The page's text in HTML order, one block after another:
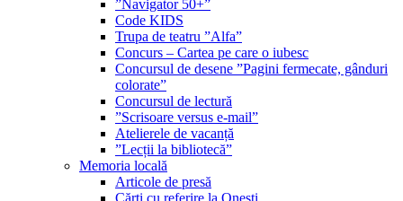
”Navigator 50+”
Code KIDS
Trupa de teatru ”Alfa”
Concurs – Cartea pe care o iubesc
Concursul de desene ”Pagini fermecate, gânduri
colorate”
Concursul de lectură
”Scrisoare versus e-mail”
Atelierele de vacanță
”Lecții la bibliotecă”
Memoria locală
Articole de presă